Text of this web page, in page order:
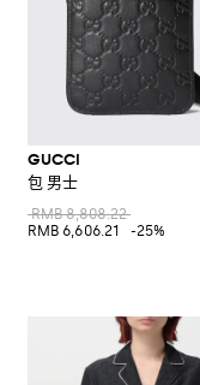
GUCCI
包 男士
RMB 8,808.22
RMB 6,606.21
-25%